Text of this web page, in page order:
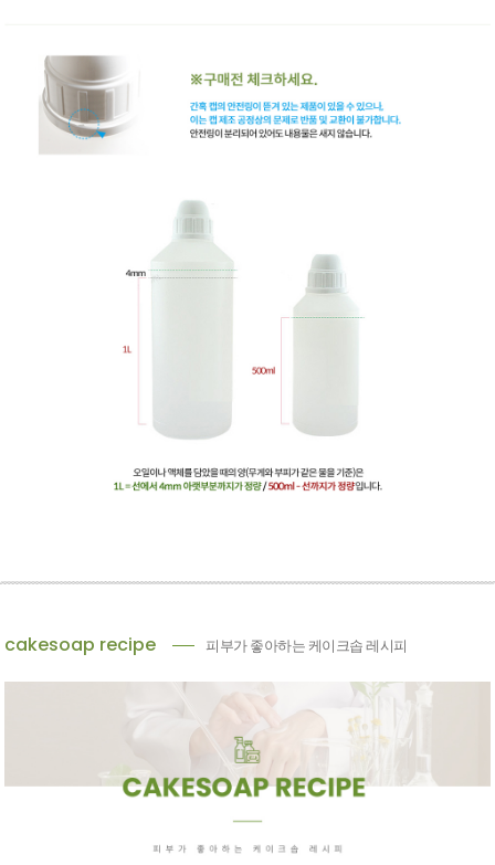
cakesoap recipe 피부가 좋아하는 케이크솝 레시피